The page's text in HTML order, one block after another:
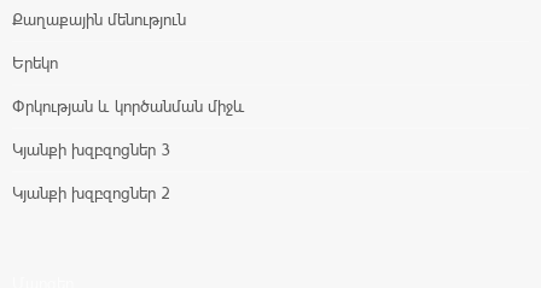
Քաղաքային մենություն
Երեկո
Փրկության և կործանման միջև
Կյանքի խզբզոցներ 3
Կյանքի խզբզոցներ 2